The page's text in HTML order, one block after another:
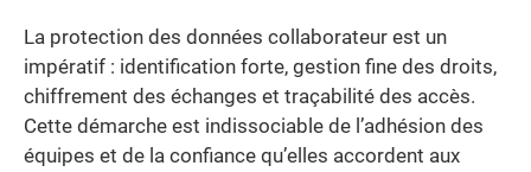
La protection des données collaborateur est un
impératif : identification forte, gestion fine des droits,
chiffrement des échanges et traçabilité des accès.
Cette démarche est indissociable de l’adhésion des
équipes et de la confiance qu’elles accordent aux